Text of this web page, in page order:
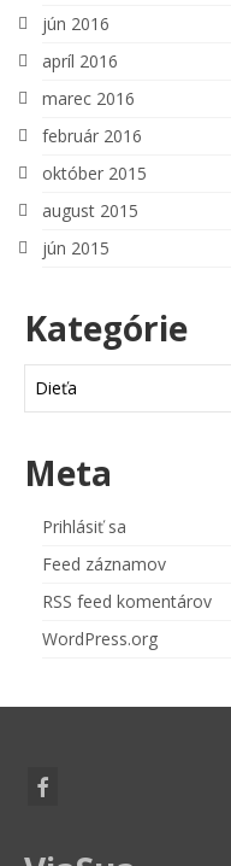
jún 2016
apríl 2016
marec 2016
február 2016
október 2015
august 2015
jún 2015
Kategórie
Meta
Prihlásiť sa
Feed záznamov
RSS feed komentárov
WordPress.org